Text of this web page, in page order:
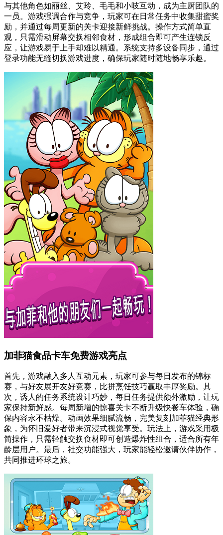
与其他角色如丽丝、艾玲、毛毛和小吱互动，成为主厨团队的
一员。游戏强调合作与竞争，玩家可在日常任务中收集甜蜜奖
励，并通过每周更新的关卡迎接新鲜挑战。操作方式简单直
观，只需滑动屏幕交换相邻食材，形成组合即可产生连锁反
应，让游戏易于上手却难以精通。系统支持多设备同步，通过
登录功能无缝切换游戏进度，确保玩家随时随地畅享乐趣。
加菲猫食品卡车免费游戏亮点
首先，游戏融入多人互动元素，玩家可参与每日发布的锦标
赛，与好友展开友好竞赛，比拼烹饪技巧赢取丰厚奖励。其
次，诱人的任务系统设计巧妙，每日任务提供额外激励，让玩
家保持新鲜感。每周新增的惊喜关卡不断升级快餐车体验，确
保内容永不枯燥。动画效果细腻流畅，完美复刻加菲猫经典形
象，为怀旧爱好者带来沉浸式视觉享受。玩法上，游戏采用极
简操作，只需轻触交换食材即可创造爆炸性组合，适合所有年
龄层用户。最后，社交功能强大，玩家能轻松邀请伙伴协作，
共同推进环球之旅。